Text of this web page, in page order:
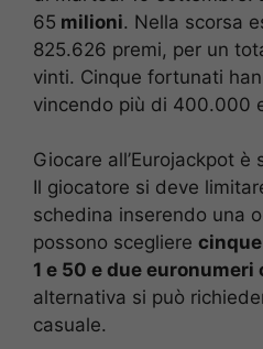
65 milioni. Nella scorsa
825.626 premi, per un
vinti. Cinque fortunati
vincendo più di 400.000
Giocare all’Eurojackpot
Il giocatore si deve
schedina inserendo una
possono scegliere
1 e 50 e due euronumeri
alternativa si può
casuale.